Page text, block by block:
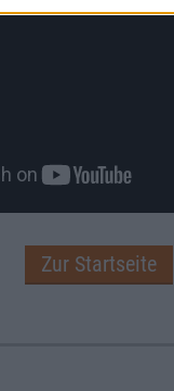
Zur Startseite